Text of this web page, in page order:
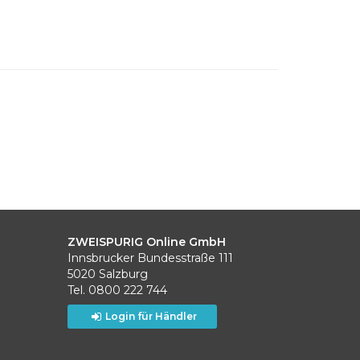
ZWEISPURIG Online GmbH
Innsbrucker Bundesstraße 111
5020 Salzburg
Tel. 0800 222 744
Login für Händler